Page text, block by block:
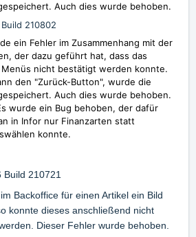
Auch dies wurde behoben.
210802
ein Fehler im Zusammenhang mit der
der dazu geführt hat, dass das
Menüs nicht bestätigt werden konnte.
den "Zurück-Button", wurde die
Auch dies wurde behoben.
wurde ein Bug behoben, der dafür
in Infor nur Finanzarten statt
konnte.
Build 210721
Backoffice für einen Artikel ein Bild
konnte dieses anschließend nicht
Dieser Fehler wurde behoben.